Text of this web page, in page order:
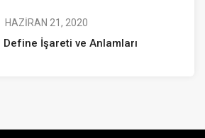
HAZIRAN 21, 2020
Define İşareti ve Anlamları